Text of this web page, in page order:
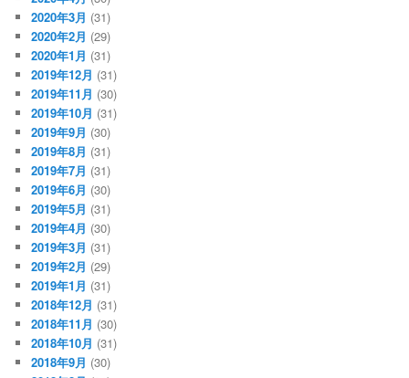
2020年3月 (31)
2020年2月 (29)
2020年1月 (31)
2019年12月 (31)
2019年11月 (30)
2019年10月 (31)
2019年9月 (30)
2019年8月 (31)
2019年7月 (31)
2019年6月 (30)
2019年5月 (31)
2019年4月 (30)
2019年3月 (31)
2019年2月 (29)
2019年1月 (31)
2018年12月 (31)
2018年11月 (30)
2018年10月 (31)
2018年9月 (30)